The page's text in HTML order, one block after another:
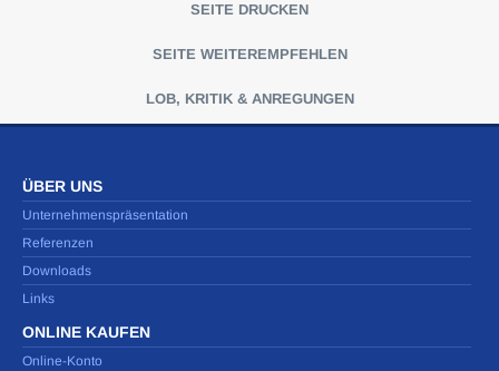
SEITE DRUCKEN
SEITE WEITEREMPFEHLEN
LOB, KRITIK & ANREGUNGEN
ÜBER UNS
Unternehmenspräsentation
Referenzen
Downloads
Links
ONLINE KAUFEN
Online-Konto